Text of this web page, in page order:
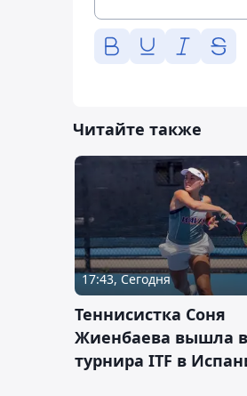
Читайте также
17:43, Сегодня
Теннисистка Соня
Жиенбаева вышла
турнира ITF в